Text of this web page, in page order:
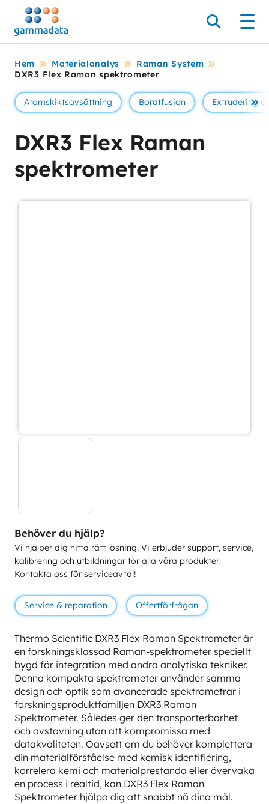
Hoppa
huvudinnehållt
Sök
Hem Materialanalys
Raman System
DXR3 Flex Raman spektrometer
Atomskiktsavsättning Boratfusion ExtruderingSe
DXR3 Flex Raman
spektrometer
Behöver du hjälp?
Vi hjälper dig hitta rätt lösning. Vi erbjuder support, service,
kalibrering och utbildningar för alla våra produkter.
Kontakta oss för serviceavtal!
Service & reparation Offertförfrågan
Thermo Scientific DXR3 Flex Raman Spektrometer är
en forskningsklassad Raman-spektrometer speciellt
bygd för integration med andra analytiska tekniker.
Denna kompakta spektrometer använder samma
design och optik som avancerade spektrometrar i
forskningsproduktfamiljen DXR3 Raman
Spektrometer. Således ger den transporterbarhet
och avstavning utan att kompromissa med
datakvaliteten. Oavsett om du behöver komplettera
din materialförståelse med kemisk identifiering,
korrelera kemi och materialprestanda eller övervaka
en process i realtid, kan DXR3 Flex Raman
Spektrometer hjälpa dig att snabbt nå dina mål.